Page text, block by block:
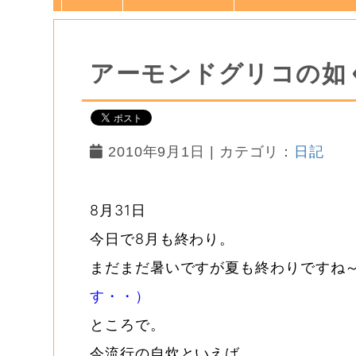
アーモンドグリコの如
2010年9月1日 | カテゴリ： 日記
8月31日
今日で8月も終わり。
まだまだ暑いですが夏も終わりですね
す・・）
ところで。